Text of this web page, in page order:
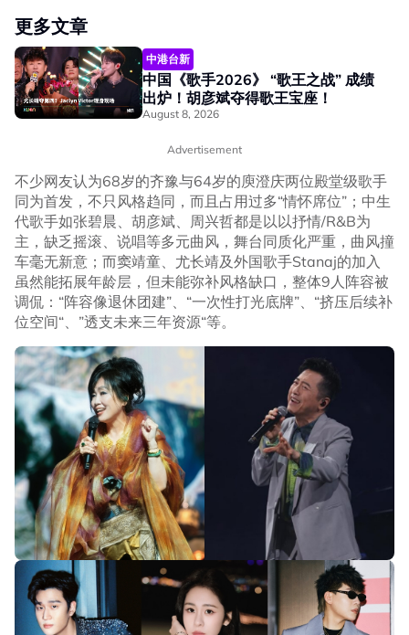
更多文章
中港台新
中国《歌手2026》 “歌王之战” 成绩
出炉！胡彦斌夺得歌王宝座！
August 8, 2026
Advertisement
不少网友认为68岁的齐豫与64岁的庾澄庆两位殿堂级歌手
同为首发，不只风格趋同，而且占用过多“情怀席位”；中生
代歌手如张碧晨、胡彦斌、周兴哲都是以以抒情/R&B为
主，缺乏摇滚、说唱等多元曲风，舞台同质化严重，曲风撞
车毫无新意；而窦靖童、尤长靖及外国歌手Stanaj的加入
虽然能拓展年龄层，但未能弥补风格缺口，整体9人阵容被
调侃：“阵容像退休团建”、“一次性打光底牌”、“挤压后续补
位空间“、”透支未来三年资源“等。